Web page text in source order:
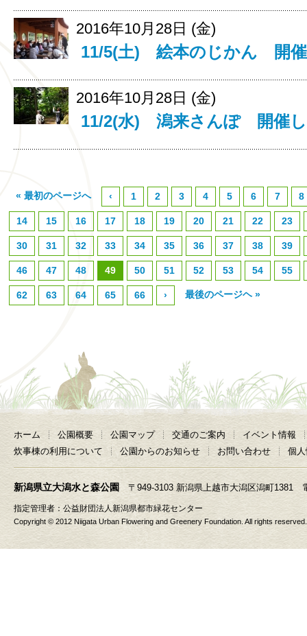
2016年10月28日 (金)
11/5(土) 絵本のじかん 開
2016年10月28日 (金)
11/2(水) 潟来さんぽ 開催
« 最初のページへ ‹ 1 2 3 4 5 6 7 8
14 15 16 17 18 19 20 21 22 23
30 31 32 33 34 35 36 37 38 39
46 47 48 49 50 51 52 53 54 55
62 63 64 65 66 › 最後のページヘ »
ホーム 公園概要 公園マップ 交通のご案内
イベント情報
炊事棟の利用について
公園からのお知らせ お問い合わせ 個
新潟県立大潟水と森公園〒949-3103 新潟県上越市大潟区潟町1381
指定管理者： 公益財団法人新潟県都市緑花センター
Copyright © 2012 Niigata Urban Flowering and Greenery Foundation. All rights reserved.